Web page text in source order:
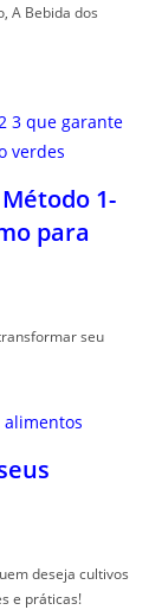
A Bebida dos
1-
para
seu
deseja cultivos
e práticas!